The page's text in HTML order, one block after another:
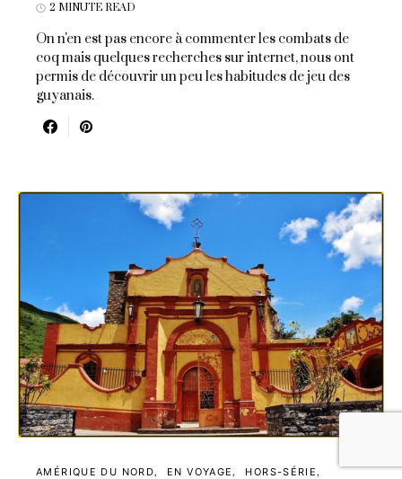
2 MINUTE READ
On n'en est pas encore à commenter les combats de
coq mais quelques recherches sur internet, nous ont
permis de découvrir un peu les habitudes de jeu des
guyanais.
AMÉRIQUE DU NORD EN VOYAGE HORS-SÉRIE